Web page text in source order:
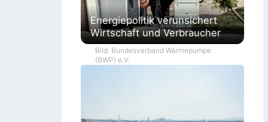
Energiepolitik verunsichert
Wirtschaft und Verbraucher
Bild: Bundesverband Wärmepumpe
(BWP) e.V.